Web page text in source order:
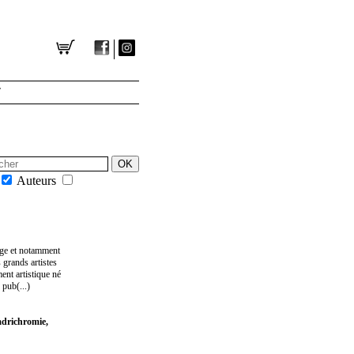
Auteurs
et notamment
grands artistes
artistique né
pub(...)